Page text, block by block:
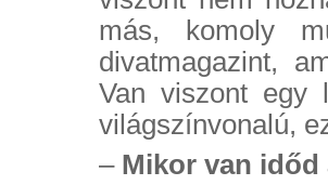
más, komoly
divatmagazint,
Van viszont egy
világszínvonalú,
– Mikor van időd